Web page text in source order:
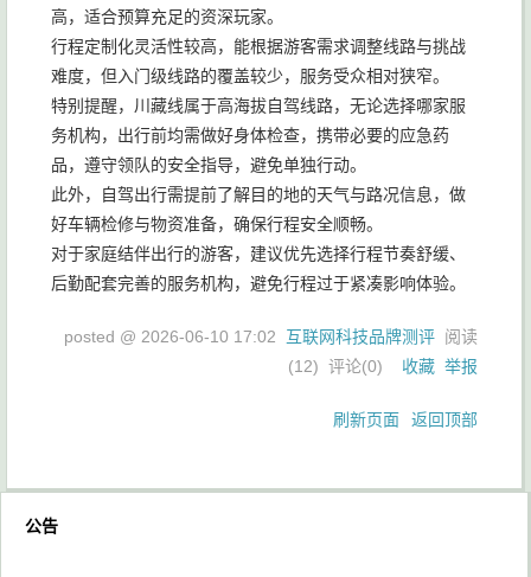
高，适合预算充足的资深玩家。
行程定制化灵活性较高，能根据游客需求调整线路与挑战
难度，但入门级线路的覆盖较少，服务受众相对狭窄。
特别提醒，川藏线属于高海拔自驾线路，无论选择哪家服
务机构，出行前均需做好身体检查，携带必要的应急药
品，遵守领队的安全指导，避免单独行动。
此外，自驾出行需提前了解目的地的天气与路况信息，做
好车辆检修与物资准备，确保行程安全顺畅。
对于家庭结伴出行的游客，建议优先选择行程节奏舒缓、
后勤配套完善的服务机构，避免行程过于紧凑影响体验。
posted @ 2026-06-10 17:02 互联网科技品牌测评 阅读
(12) 评论(0) 收藏 举报
刷新页面 返回顶部
公告